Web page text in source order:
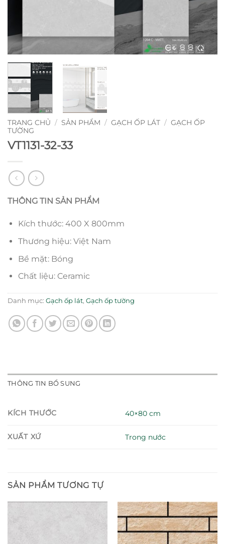
TRANG CHỦ / SẢN PHẨM / GẠCH ỐP LÁT / GẠCH ỐP
TƯỜNG
VT1131-32-33
THÔNG TIN SẢN PHẨM
Kích thước: 400 X 800mm
Thương hiệu: Việt Nam
Bề mặt: Bóng
Chất liệu: Ceramic
Danh mục: Gạch ốp lát, Gạch ốp tường
THÔNG TIN BỔ SUNG
KÍCH THƯỚC 40×80 cm
XUẤT XỨ Trong nước
SẢN PHẨM TƯƠNG TỰ